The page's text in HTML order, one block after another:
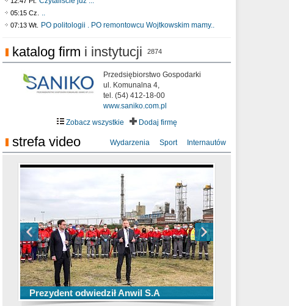
05:15 Cz. ..
07:13 Wt. PO politologii . PO remontowcu Wojtkowskim mamy..
katalog firm i instytucji 2874
Przedsiębiorstwo Gospodarki
ul. Komunalna 4,
tel. (54) 412-18-00
www.saniko.com.pl
Zobacz wszystkie
Dodaj firmę
strefa video Wydarzenia Sport Internautów
Prezydent odwiedził Anwil S.A
TOP 10 przechwytów Anwilu Włocławek
w EBL w sezonie 2019/2020
TOP 5 rzutów Anwilu Włocławek w BCL
w sezonie 2019/2020
Ni To Ponk - W oczach mamy strach
sixf33t .Last Year DRONE FOOTAGE
Włocławek
XXIII Sesja Rady Miasta Włocławek VIII
kadencji w dniu 09.06.2020 r.